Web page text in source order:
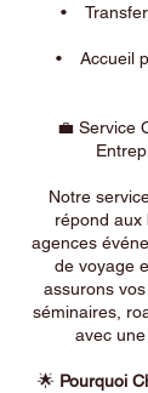
• Transfert
• Accueil
💼 Service
Notre
répond aux
agences
de voyage
assurons
séminaires,
avec
🌟 Pourquoi